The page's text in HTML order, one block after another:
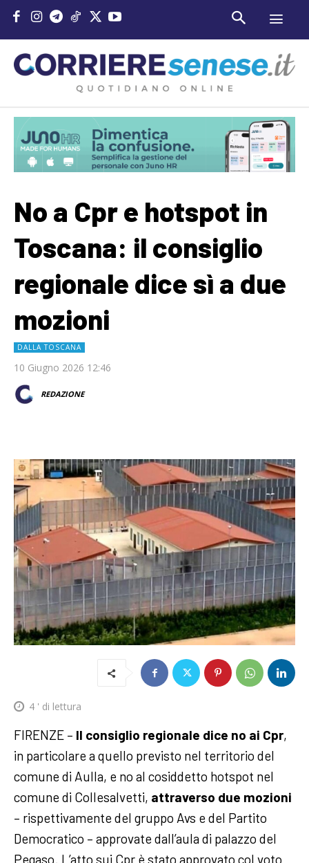
No a Cpr e hotspot in
Toscana: il consiglio
regionale dice sì a due
mozioni
DALLA TOSCANA
10 Giugno 2026 12:46
REDAZIONE
4 ' di lettura
FIRENZE – Il consiglio regionale dice no ai Cpr,
in particolare a quello previsto nel territorio del
comune di Aulla, e no al cosiddetto hotspot nel
comune di Collesalvetti, attraverso due mozioni
– rispettivamente del gruppo Avs e del Partito
Democratico – approvate dall’aula di palazzo del
Pegaso. L’atto sui Cpr è stato approvato col voto